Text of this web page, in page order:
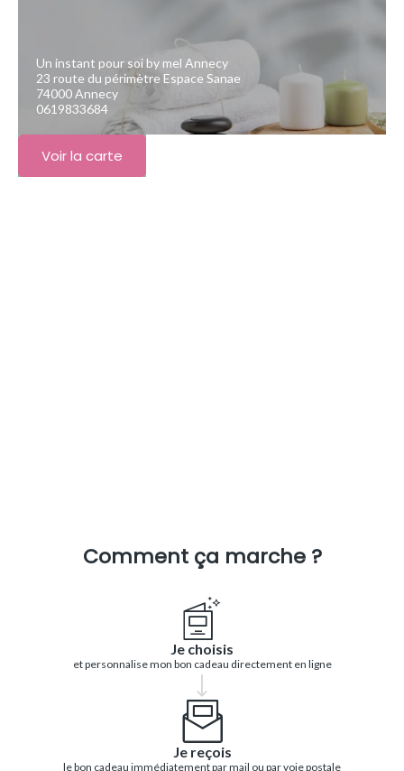
Un instant pour soi by mel Annecy
23 route du périmètre Espace Sanae
74000 Annecy
0619833684
Voir la carte
Comment ça marche ?
Je choisis
et personnalise mon bon cadeau directement en ligne
Je reçois
le bon cadeau immédiatement par mail ou par voie postale